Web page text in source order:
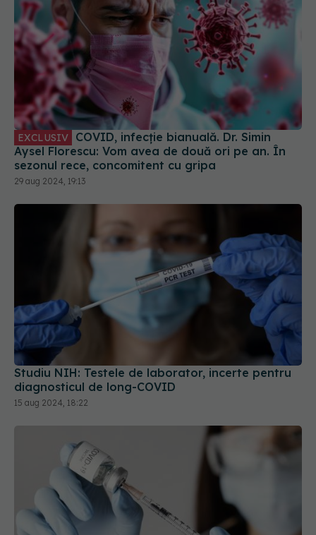
EXCLUSIV COVID, infecție bianuală. Dr. Simin
Aysel Florescu: Vom avea de două ori pe an. În
sezonul rece, concomitent cu gripa
29 aug 2024, 19:13
Studiu NIH: Testele de laborator, incerte pentru
diagnosticul de long-COVID
15 aug 2024, 18:22